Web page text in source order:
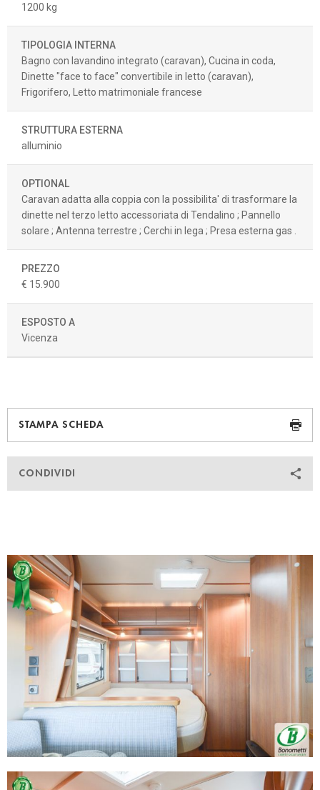
1200 kg
TIPOLOGIA INTERNA
Bagno con lavandino integrato (caravan), Cucina in coda,
Dinette "face to face" convertibile in letto (caravan),
Frigorifero, Letto matrimoniale francese
STRUTTURA ESTERNA
alluminio
OPTIONAL
Caravan adatta alla coppia con la possibilita' di trasformare la
dinette nel terzo letto accessoriata di Tendalino ; Pannello
solare ; Antenna terrestre ; Cerchi in lega ; Presa esterna gas .
PREZZO
€ 15.900
ESPOSTO A
Vicenza
STAMPA SCHEDA
CONDIVIDI